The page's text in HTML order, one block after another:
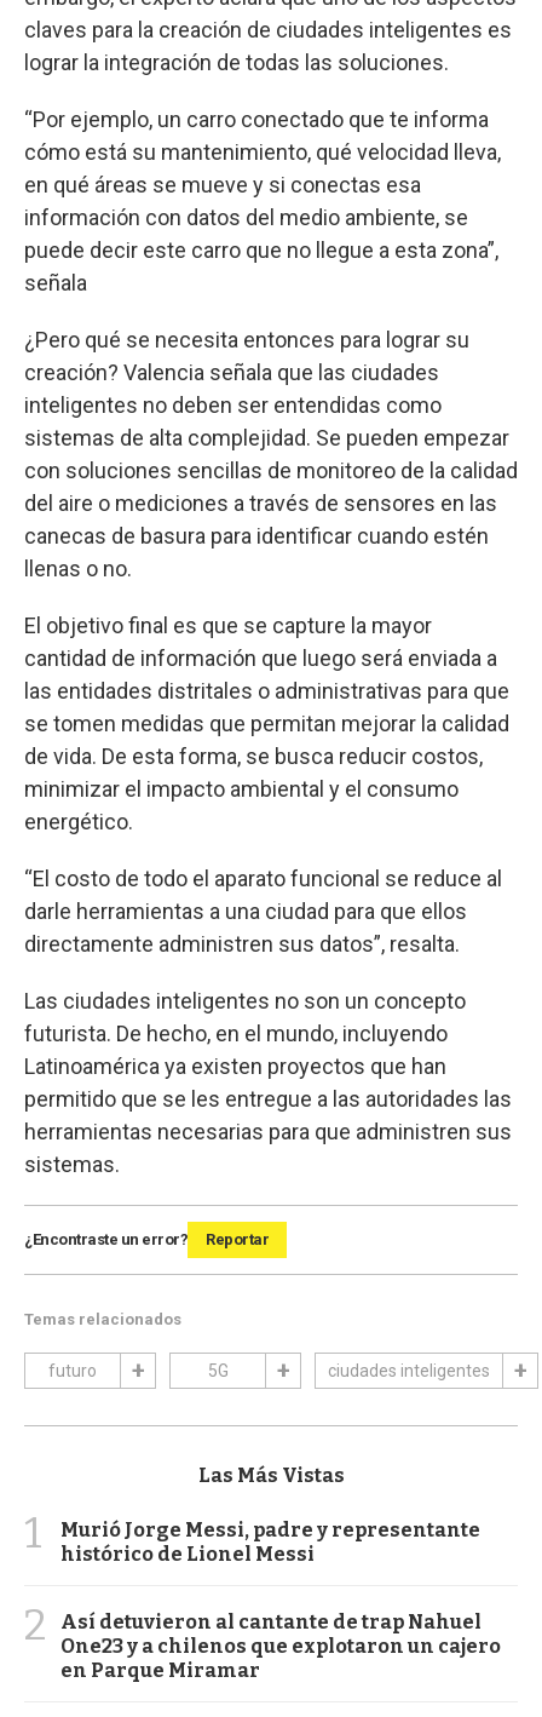
claves para la creación de ciudades inteligentes es
lograr la integración de todas las soluciones.
“Por ejemplo, un carro conectado que te informa
cómo está su mantenimiento, qué velocidad lleva,
en qué áreas se mueve y si conectas esa
información con datos del medio ambiente, se
puede decir este carro que no llegue a esta zona”,
señala
¿Pero qué se necesita entonces para lograr su
creación? Valencia señala que las ciudades
inteligentes no deben ser entendidas como
sistemas de alta complejidad. Se pueden empezar
con soluciones sencillas de monitoreo de la calidad
del aire o mediciones a través de sensores en las
canecas de basura para identificar cuando estén
llenas o no.
El objetivo final es que se capture la mayor
cantidad de información que luego será enviada a
las entidades distritales o administrativas para que
se tomen medidas que permitan mejorar la calidad
de vida. De esta forma, se busca reducir costos,
minimizar el impacto ambiental y el consumo
energético.
“El costo de todo el aparato funcional se reduce al
darle herramientas a una ciudad para que ellos
directamente administren sus datos”, resalta.
Las ciudades inteligentes no son un concepto
futurista. De hecho, en el mundo, incluyendo
Latinoamérica ya existen proyectos que han
permitido que se les entregue a las autoridades las
herramientas necesarias para que administren sus
sistemas.
¿Encontraste un error? Reportar
Temas relacionados
futuro 5G ciudades inteligentes
Las Más Vistas
1
Murió Jorge Messi, padre y representante
histórico de Lionel Messi
2
Así detuvieron al cantante de trap Nahuel
One23 y a chilenos que explotaron un cajero
en Parque Miramar